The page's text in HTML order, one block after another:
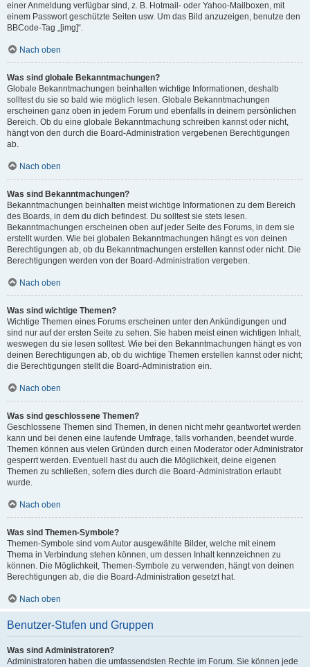
einer Anmeldung verfügbar sind, z. B. Hotmail- oder Yahoo-Mailboxen, mit
einem Passwort geschützte Seiten usw. Um das Bild anzuzeigen, benutze den
BBCode-Tag „[img]“.
Nach oben
Was sind globale Bekanntmachungen?
Globale Bekanntmachungen beinhalten wichtige Informationen, deshalb
solltest du sie so bald wie möglich lesen. Globale Bekanntmachungen
erscheinen ganz oben in jedem Forum und ebenfalls in deinem persönlichen
Bereich. Ob du eine globale Bekanntmachung schreiben kannst oder nicht,
hängt von den durch die Board-Administration vergebenen Berechtigungen
ab.
Nach oben
Was sind Bekanntmachungen?
Bekanntmachungen beinhalten meist wichtige Informationen zu dem Bereich
des Boards, in dem du dich befindest. Du solltest sie stets lesen.
Bekanntmachungen erscheinen oben auf jeder Seite des Forums, in dem sie
erstellt wurden. Wie bei globalen Bekanntmachungen hängt es von deinen
Berechtigungen ab, ob du Bekanntmachungen erstellen kannst oder nicht. Die
Berechtigungen werden von der Board-Administration vergeben.
Nach oben
Was sind wichtige Themen?
Wichtige Themen eines Forums erscheinen unter den Ankündigungen und
sind nur auf der ersten Seite zu sehen. Sie haben meist einen wichtigen Inhalt,
weswegen du sie lesen solltest. Wie bei den Bekanntmachungen hängt es von
deinen Berechtigungen ab, ob du wichtige Themen erstellen kannst oder nicht;
die Berechtigungen stellt die Board-Administration ein.
Nach oben
Was sind geschlossene Themen?
Geschlossene Themen sind Themen, in denen nicht mehr geantwortet werden
kann und bei denen eine laufende Umfrage, falls vorhanden, beendet wurde.
Themen können aus vielen Gründen durch einen Moderator oder Administrator
gesperrt werden. Eventuell hast du auch die Möglichkeit, deine eigenen
Themen zu schließen, sofern dies durch die Board-Administration erlaubt
wurde.
Nach oben
Was sind Themen-Symbole?
Themen-Symbole sind vom Autor ausgewählte Bilder, welche mit einem
Thema in Verbindung stehen können, um dessen Inhalt kennzeichnen zu
können. Die Möglichkeit, Themen-Symbole zu verwenden, hängt von deinen
Berechtigungen ab, die die Board-Administration gesetzt hat.
Nach oben
Benutzer-Stufen und Gruppen
Was sind Administratoren?
Administratoren haben die umfassendsten Rechte im Forum. Sie können jede